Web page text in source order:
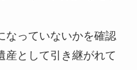
なっていないかを確認
産として引き継がれて